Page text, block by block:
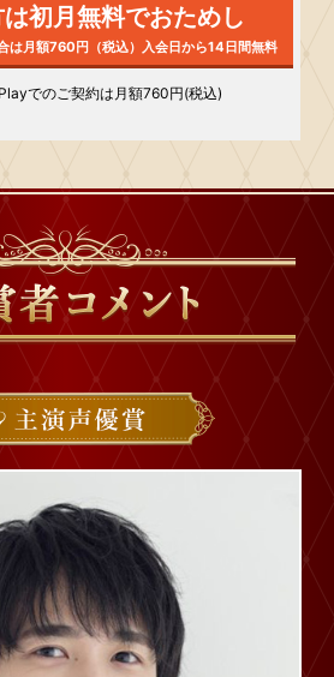
初月無料でおためし
は月額760円（税込） 入会日から14日間無料
でのご契約は月額760円(税込)